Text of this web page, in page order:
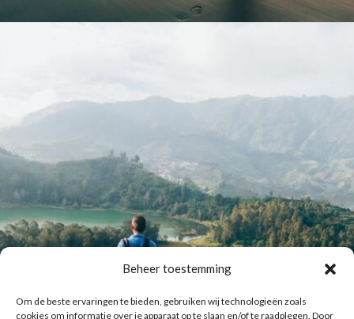
Beheer toestemming
Om de beste ervaringen te bieden, gebruiken wij technologieën zoals
cookies om informatie over je apparaat op te slaan en/of te raadplegen. Door